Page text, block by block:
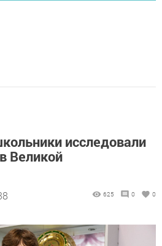
исследовали
Великой
625 0 0